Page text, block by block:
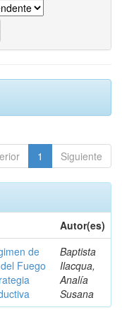
1 Siguiente
Autor(es)
de
Fuego
Baptista
Ilacqua,
Analía
Susana